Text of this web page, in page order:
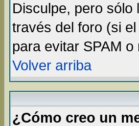
Disculpe, pero
través del foro (si
para evitar SPAM
Volver arriba
¿Cómo creo un